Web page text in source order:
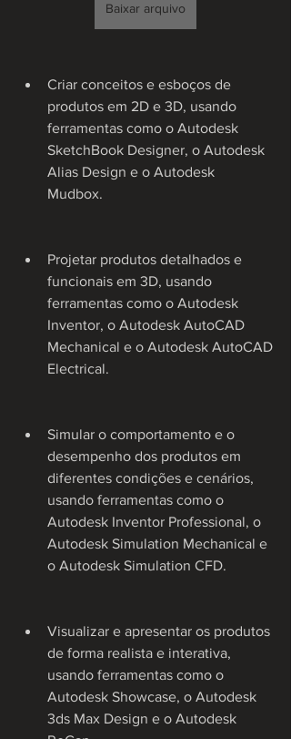
Baixar arquivo
Criar conceitos e esboços de
produtos em 2D e 3D, usando
ferramentas como o Autodesk
SketchBook Designer, o Autodesk
Alias Design e o Autodesk
Mudbox.
Projetar produtos detalhados e
funcionais em 3D, usando
ferramentas como o Autodesk
Inventor, o Autodesk AutoCAD
Mechanical e o Autodesk AutoCAD
Electrical.
Simular o comportamento e o
desempenho dos produtos em
diferentes condições e cenários,
usando ferramentas como o
Autodesk Inventor Professional, o
Autodesk Simulation Mechanical e
o Autodesk Simulation CFD.
Visualizar e apresentar os produtos
de forma realista e interativa,
usando ferramentas como o
Autodesk Showcase, o Autodesk
3ds Max Design e o Autodesk